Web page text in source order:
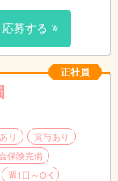
められる環境が整
応募する
正社員
り
賞与あり
保険完備
週1日～OK